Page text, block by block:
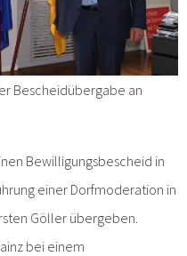
Bescheidübergabe an
Bewilligungsbescheid in
einer Dorfmoderation in
Göller übergeben.
bei einem